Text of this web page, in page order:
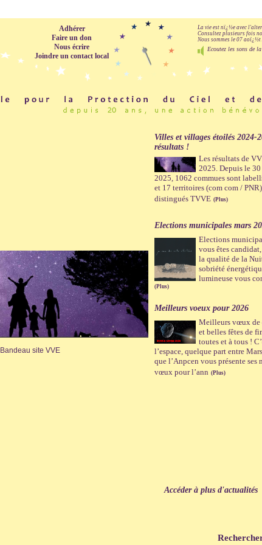
Adhérer
Faire un don
Nous écrire
Joindre un contact local
La vie est nï¿½e avec
Consultez plusieurs fois
Nous sommes le 07
Ecoutez les sons de
Bandeau site VVE
Villes et villages étoilés 2024-
résultats !
Les résultats de
2025. Depuis le 30
2025, 1062 commues sont
et 17 territoires (com com / PNR)
distingués TVVE (Plus)
Elections municipales mars
Elections
vous êtes
la qualité de la
sobriété
lumineuse vous
(Plus)
Meilleurs voeux pour 2026
Meilleurs vœux de
et belles fêtes de
toutes et à tous !
l’espace, quelque part entre
que l’Anpcen vous présente ses
vœux pour l’ann (Plus)
Accéder à plus d'actualités